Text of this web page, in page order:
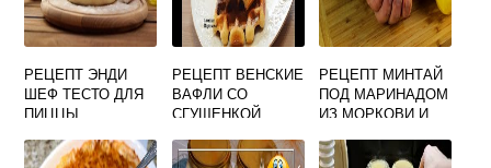
РЕЦЕПТ ЭНДИ
ШЕФ ТЕСТО ДЛЯ
ПИЦЦЫ
РЕЦЕПТ ВЕНСКИЕ
ВАФЛИ СО
СГУЩЕНКОЙ
РЕЦЕПТ МИНТАЙ
ПОД МАРИНАДОМ
ИЗ МОРКОВИ И
КЛАССИЧЕСКИЙ